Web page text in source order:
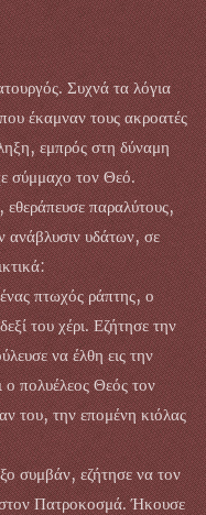
Συχνά τα λόγια
έκαμναν τους ακροατές
εμπρός στη δύναμη
σύμμαχο τον Θεό.
παραλύτους,
ανάβλυσιν υδάτων, σε
πτωχός ράπτης, ο
του χέρι. Εζήτησε την
να έλθη εις την
πολυέλεος Θεός τον
του, την επομένη κιόλας
συμβάν, εζήτησε να τον
Πατροκοσμά. Ήκουσε